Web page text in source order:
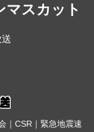
スカット
｜ CSR ｜ 緊急地震速